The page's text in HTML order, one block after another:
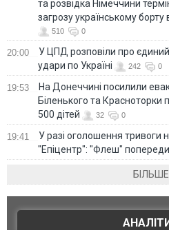
та розвідка Німеччини
загрозу українському
510 0
20:00
У ЦПД розповіли про єдиний
удари по Україні
242 0
19:53
На Донеччині посилили
Біленького та
500 дітей
32 0
19:41
У разі оголошення тривоги
"Епіцентр": "Флеш"
БІЛЬШЕ